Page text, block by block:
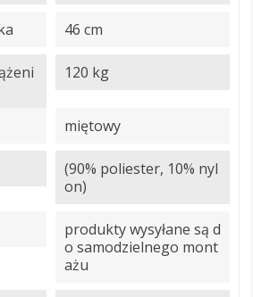
46 cm
120 kg
miętowy
(90% poliester, 10% nyl
on)
produkty wysyłane są d
o samodzielnego mont
ażu